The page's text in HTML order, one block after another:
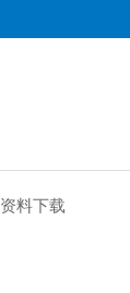
资料下载